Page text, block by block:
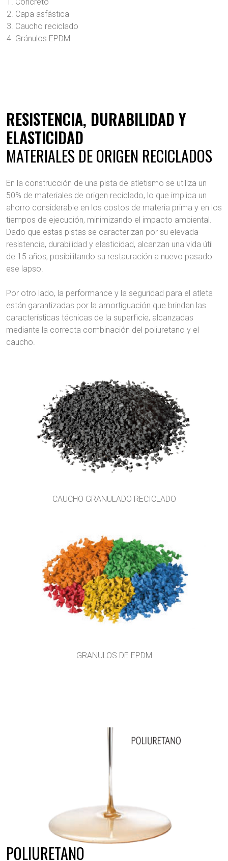
Capa asfástica
Caucho reciclado
Gránulos EPDM
RESISTENCIA, DURABILIDAD Y
ELASTICIDAD
MATERIALES DE ORIGEN RECICLADOS
En la construcción de una pista de atletismo se utiliza un
50% de materiales de origen reciclado, lo que implica un
ahorro considerable en los costos de materia prima y en los
tiempos de ejecución, minimizando el impacto ambiental.
Dado que estas pistas se caracterizan por su elevada
resistencia, durabilidad y elasticidad, alcanzan una vida útil
de 15 años, posibilitando su restauración a nuevo pasado
ese lapso.
Por otro lado, la performance y la seguridad para el atleta
están garantizadas por la amortiguación que brindan las
características técnicas de la superficie, alcanzadas
mediante la correcta combinación del poliuretano y el
caucho.
CAUCHO GRANULADO RECICLADO
GRANULOS DE EPDM
POLIURETANO